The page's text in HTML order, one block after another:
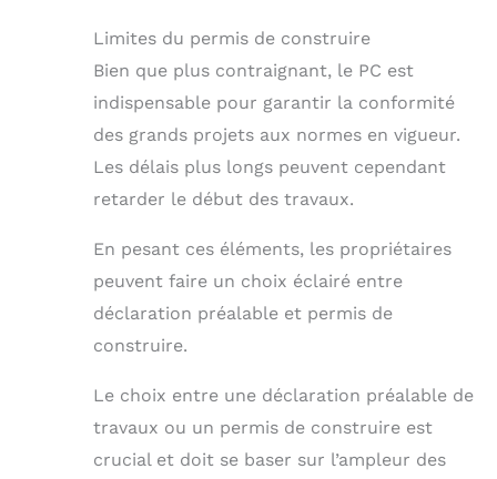
Limites du permis de construire
Bien que plus contraignant, le PC est
indispensable pour garantir la conformité
des grands projets aux normes en vigueur.
Les délais plus longs peuvent cependant
retarder le début des travaux.
En pesant ces éléments, les propriétaires
peuvent faire un choix éclairé entre
déclaration préalable et permis de
construire.
Le choix entre une déclaration préalable de
travaux ou un permis de construire est
crucial et doit se baser sur l’ampleur des